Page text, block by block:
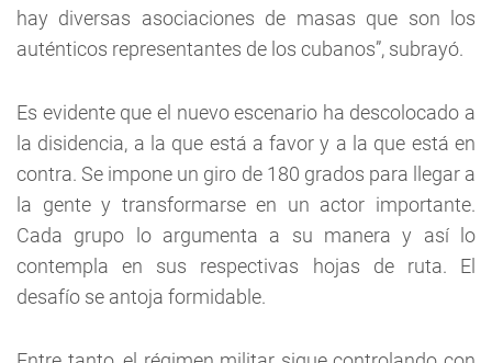
hay diversas asociaciones de masas que son los
auténticos representantes de los cubanos”, subrayó.
Es evidente que el nuevo escenario ha descolocado a
la disidencia, a la que está a favor y a la que está en
contra. Se impone un giro de 180 grados para llegar a
la gente y transformarse en un actor importante.
Cada grupo lo argumenta a su manera y así lo
contempla en sus respectivas hojas de ruta. El
desafío se antoja formidable.